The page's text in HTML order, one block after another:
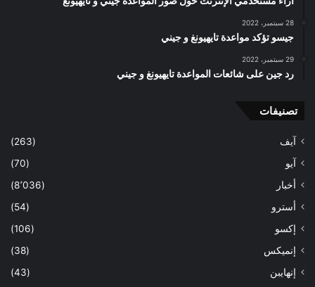
28 سبتمبر، 2022
جيسو تؤكد مواعدة تايهيونغ و جيني
29 سبتمبر، 2022
رد جين على شائعات المواعدة تايهيونغ و جيني
تصنيفات
آيف
(263)
آيو
(70)
أخبار
(8٬036)
أسترو
(54)
إكسو
(106)
إنميكس
(38)
إنهايبن
(43)